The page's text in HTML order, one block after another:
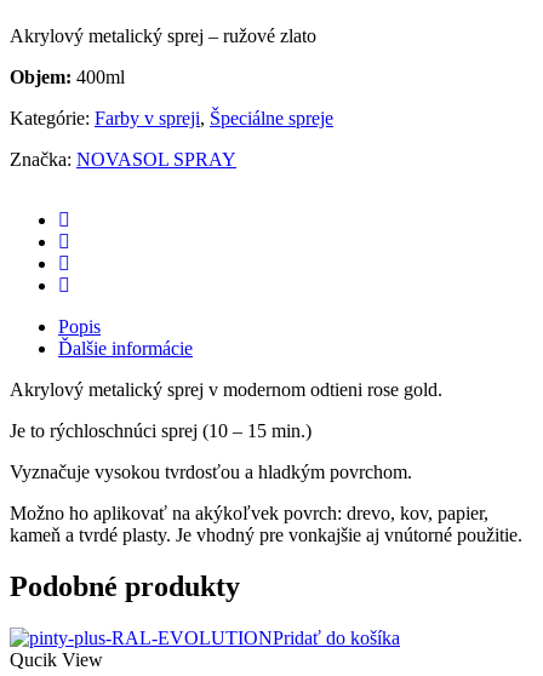
Akrylový metalický sprej – ružové zlato
Objem: 400ml
Kategórie: Farby v spreji, Špeciálne spreje
Značka: NOVASOL SPRAY
Popis
Ďalšie informácie
Akrylový metalický sprej v modernom odtieni rose gold.
Je to rýchloschnúci sprej (10 – 15 min.)
Vyznačuje vysokou tvrdosťou a hladkým povrchom.
Možno ho aplikovať na akýkoľvek povrch: drevo, kov, papier,
kameň a tvrdé plasty. Je vhodný pre vonkajšie aj vnútorné použitie.
Podobné produkty
Pridať do košíka
Qucik View